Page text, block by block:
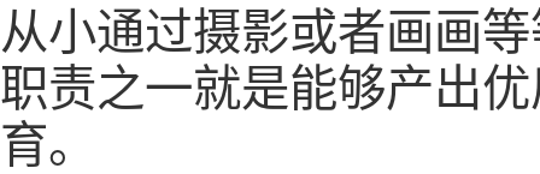
从小通过摄影或者画画
职责之一就是能够产出
育。